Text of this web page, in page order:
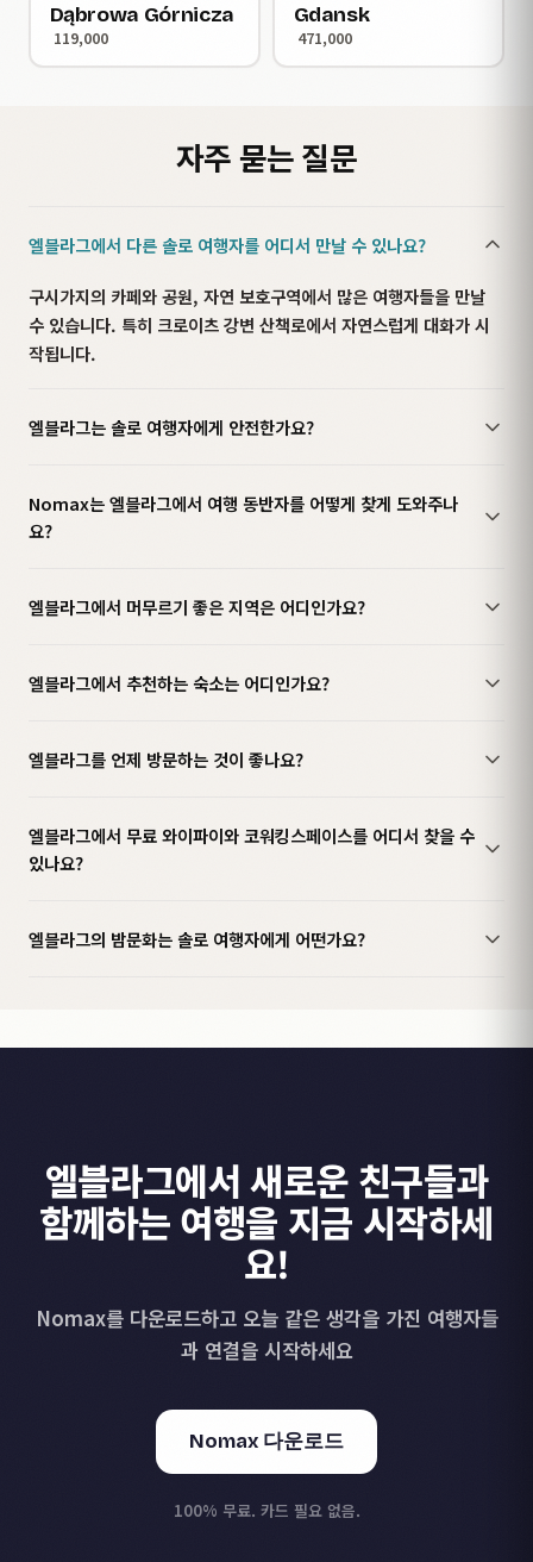
Dąbrowa Górnicza
119,000
Gdansk
471,000
자주 묻는 질문
엘블라그에서 다른 솔로 여행자를 어디서 만날 수 있나요?
구시가지의 카페와 공원, 자연 보호구역에서 많은 여행자들을 만날
수 있습니다. 특히 크로이츠 강변 산책로에서 자연스럽게 대화가 시
작됩니다.
엘블라그는 솔로 여행자에게 안전한가요?
Nomax는 엘블라그에서 여행 동반자를 어떻게 찾게 도와주나
요?
엘블라그에서 머무르기 좋은 지역은 어디인가요?
엘블라그에서 추천하는 숙소는 어디인가요?
엘블라그를 언제 방문하는 것이 좋나요?
엘블라그에서 무료 와이파이와 코워킹스페이스를 어디서 찾을 수
있나요?
엘블라그의 밤문화는 솔로 여행자에게 어떤가요?
엘블라그에서 새로운 친구들과
함께하는 여행을 지금 시작하세
요!
Nomax를 다운로드하고 오늘 같은 생각을 가진 여행자들
과 연결을 시작하세요
Nomax 다운로드
100% 무료. 카드 필요 없음.